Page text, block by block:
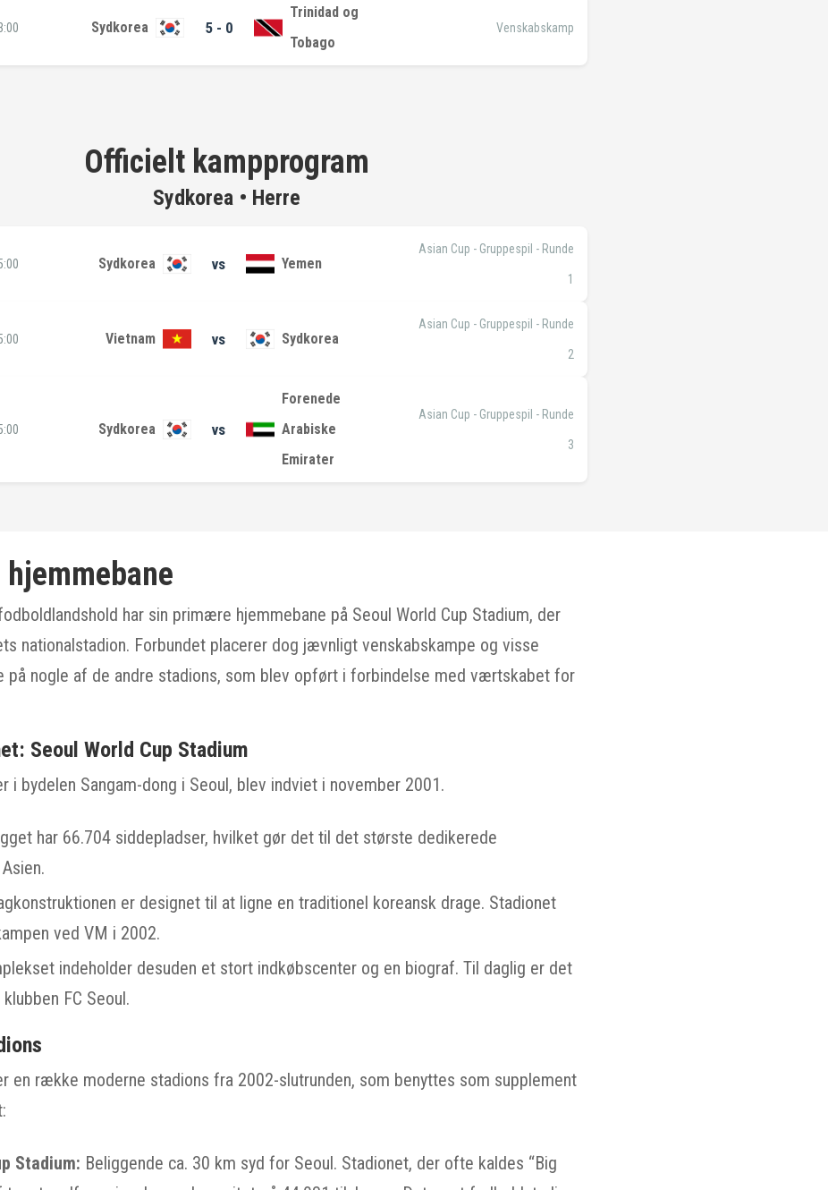
Sydkorea 5 - 0
Trinidad og
Tobago
Venskabskamp
Officielt kampprogram
Sydkorea • Herre
Sydkorea vs Yemen
Asian Cup - Gruppespil - Runde
1
Vietnam vs Sydkorea
Asian Cup - Gruppespil - Runde
2
Sydkorea vs
Forenede
Arabiske
Emirater
Asian Cup - Gruppespil - Runde
3
har sin primære hjemmebane på Seoul World Cup Stadium, der
nationalstadion. Forbundet placerer dog jævnligt venskabskampe og visse
på nogle af de andre stadions, som blev opført i forbindelse med værtskabet for
Seoul World Cup Stadium
i bydelen Sangam-dong i Seoul, blev indviet i november 2001.
har 66.704 siddepladser, hvilket gør det til det største dedikerede
er designet til at ligne en traditionel koreansk drage. Stadionet
ved VM i 2002.
indeholder desuden et stort indkøbscenter og en biograf. Til daglig er det
FC Seoul.
en række moderne stadions fra 2002-slutrunden, som benyttes som supplement
Stadium: Beliggende ca. 30 km syd for Seoul. Stadionet, der ofte kaldes “Big